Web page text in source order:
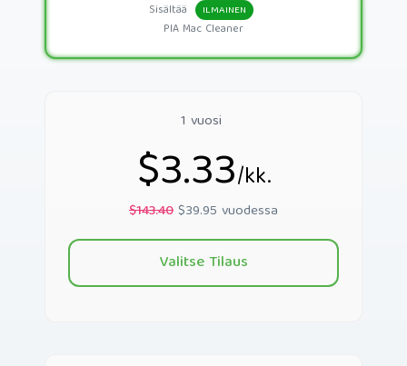
Sisältää ILMAINEN
PIA Mac Cleaner
1 vuosi
$3.33/kk.
$143.40$39.95 vuodessa
Valitse Tilaus